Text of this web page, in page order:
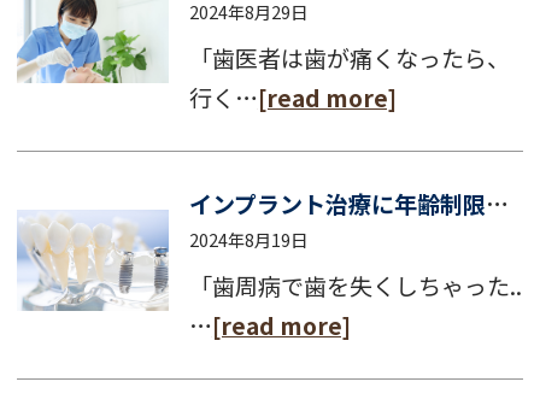
2024年8月29日
「歯医者は歯が痛くなったら、
行く…[read more]
インプラント治療に年齢制限はある？何歳ぐらいからインプラントにすることが多いの？
2024年8月19日
「歯周病で歯を失くしちゃった..
…[read more]